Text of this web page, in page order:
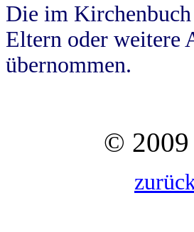
Die im
Eltern oder weitere
übernommen.
© 2009